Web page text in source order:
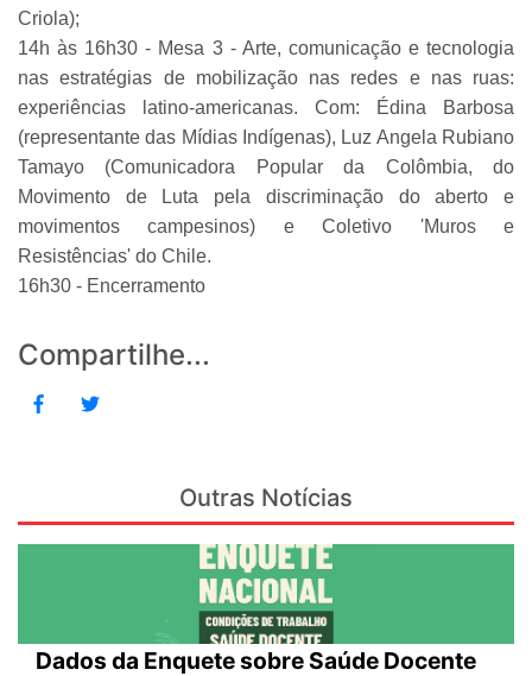
Criola);
14h às 16h30 - Mesa 3 - Arte, comunicação e tecnologia
nas estratégias de mobilização nas redes e nas ruas:
experiências latino-americanas. Com: Édina Barbosa
(representante das Mídias Indígenas), Luz Angela Rubiano
Tamayo (Comunicadora Popular da Colômbia, do
Movimento de Luta pela discriminação do aberto e
movimentos campesinos) e Coletivo 'Muros e
Resistências' do Chile.
16h30 - Encerramento
Compartilhe...
Outras Notícias
Dados da Enquete sobre Saúde Docente